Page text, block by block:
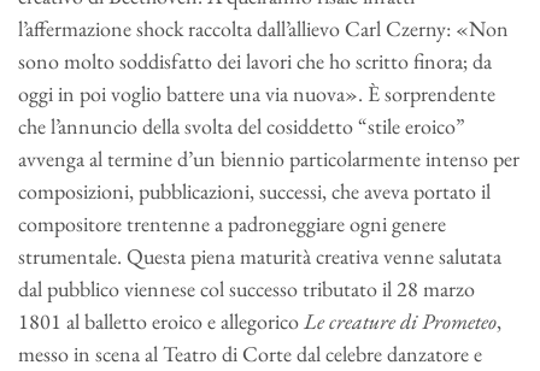
l’affermazione shock raccolta dall’allievo Carl Czerny: «Non
sono molto soddisfatto dei lavori che ho scritto finora; da
oggi in poi voglio battere una via nuova». È sorprendente
che l’annuncio della svolta del cosiddetto “stile eroico”
avvenga al termine d’un biennio particolarmente intenso per
composizioni, pubblicazioni, successi, che aveva portato il
compositore trentenne a padroneggiare ogni genere
strumentale. Questa piena maturità creativa venne salutata
dal pubblico viennese col successo tributato il 28 marzo
1801 al balletto eroico e allegoricoLe creature di Prometeo,
messo in scena al Teatro di Corte dal celebre danzatore e